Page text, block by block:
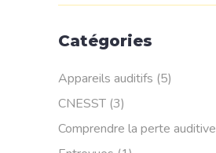
Catégories
Appareils auditifs (5)
CNESST (3)
Comprendre la perte auditive